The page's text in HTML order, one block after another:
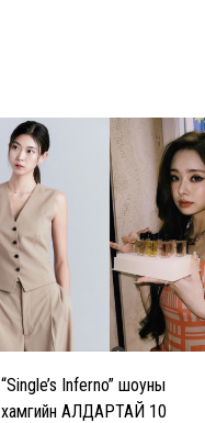
“Single’s Inferno” шоуны
хамгийн АЛДАРТАЙ 10